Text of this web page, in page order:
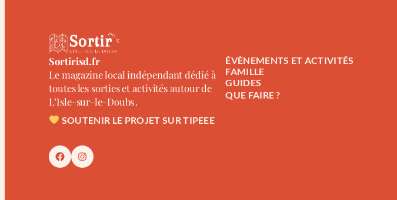
Sortirisd.fr
Le magazine local indépendant dédié à
toutes les sorties et activités autour de
L’Isle-sur-le-Doubs .
SOUTENIR LE PROJET SUR TIPEEE
ÉVÈNEMENTS ET ACTIVITÉS
FAMILLE
GUIDES
QUE FAIRE ?
FACEBOOKINSTAGRAM